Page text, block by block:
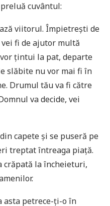
cuvântul:
viitorul. Împietrești de
fi de ajutor multă
țintui la pat, departe
slăbite nu vor mai fi în
Drumul tău va fi către
va decide, vei
capete și se puseră pe
treptat întreaga piață.
crăpată la încheieturi,
asta petrece-ți-o în